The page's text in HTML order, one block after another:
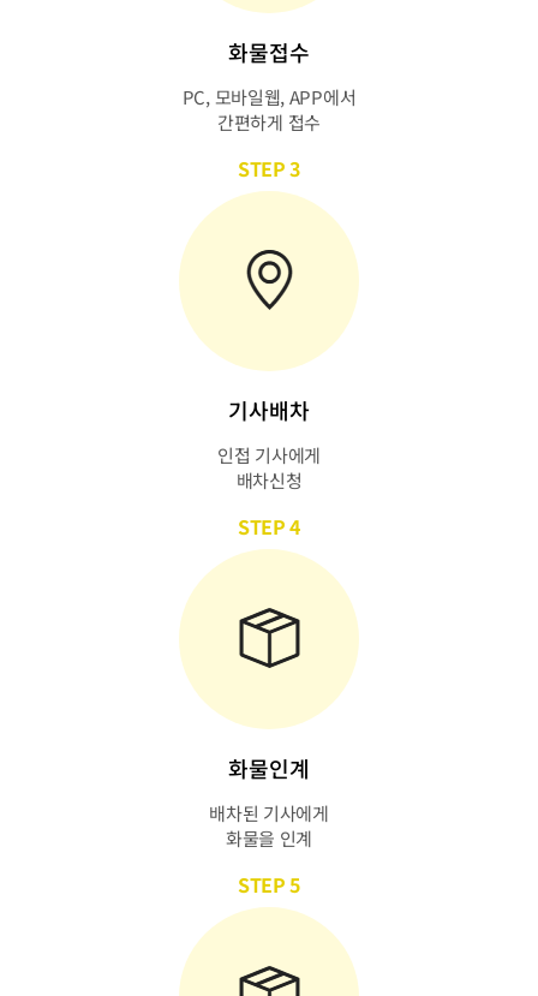
화물접수
PC, 모바일웹, APP에서
간편하게 접수
STEP 3
기사배차
인접 기사에게
배차신청
STEP 4
화물인계
배차된 기사에게
화물을 인계
STEP 5